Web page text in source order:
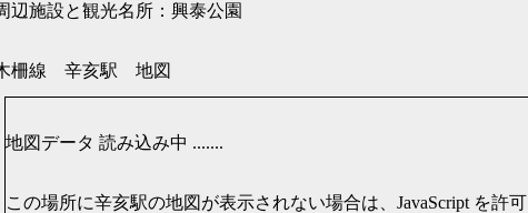
辺施設と観光名所：興泰公園
柵線 辛亥駅 地図
地図データ 読み込み中 .......
この場所に辛亥駅の地図が表示されない場合は、JavaScript を許可